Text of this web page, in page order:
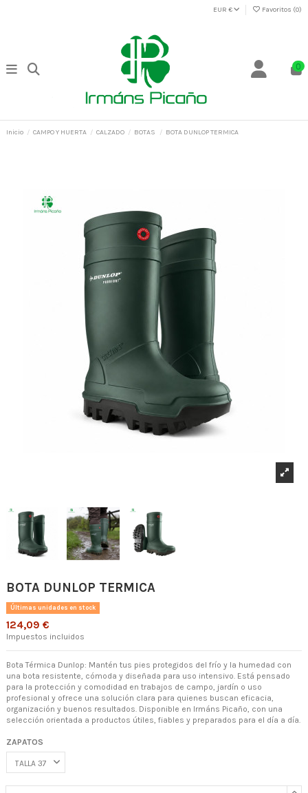
EUR € Favoritos (0)
0
Inicio CAMPO Y HUERTA CALZADO BOTAS BOTA DUNLOP TERMICA
BOTA DUNLOP TERMICA
Últimas unidades en stock
124,09 €
Impuestos incluidos
Bota Térmica Dunlop: Mantén tus pies protegidos del frío y la humedad con
una bota resistente, cómoda y diseñada para uso intensivo. Está pensado
para la protección y comodidad en trabajos de campo, jardín o uso
profesional y ofrece una solución clara para quienes buscan eficacia,
organización y buenos resultados. Disponible en Irmáns Picaño, con una
selección orientada a productos útiles, fiables y preparados para el día a día.
ZAPATOS